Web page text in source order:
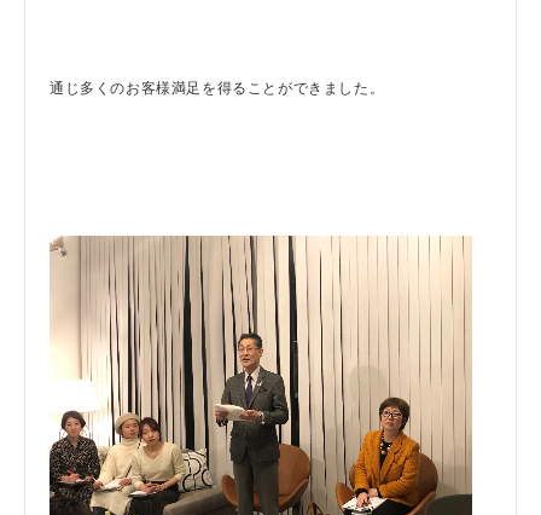
通じ多くのお客様満足を得ることができました。